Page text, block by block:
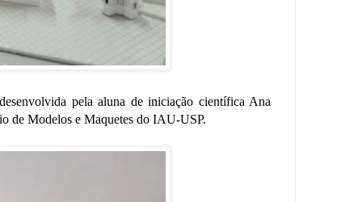
pela aluna de iniciação científica Ana
de Modelos e Maquetes do IAU-USP.